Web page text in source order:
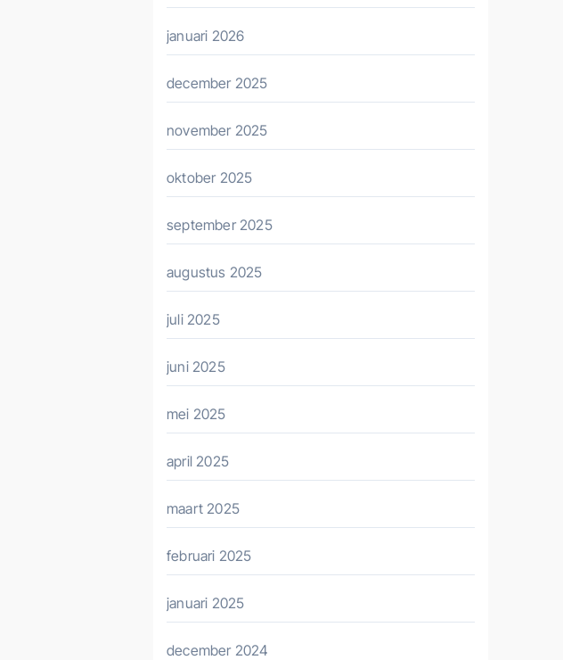
januari 2026
december 2025
november 2025
oktober 2025
september 2025
augustus 2025
juli 2025
juni 2025
mei 2025
april 2025
maart 2025
februari 2025
januari 2025
december 2024